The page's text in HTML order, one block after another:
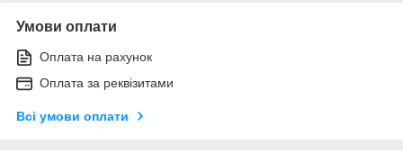
Умови оплати
Оплата на рахунок
Оплата за реквізитами
Всі умови оплати